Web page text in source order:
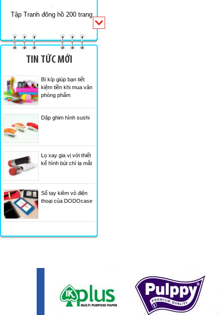
Tập Tranh đông hồ 200 trang
TIN TỨC MỚI
Bí kíp giúp bạn tiết
kiệm tiền khi mua văn
phòng phẩm
Dập ghim hình sushi
Lọ xay gia vị với thiết
kế hình bút chì lạ mắt
Sổ tay kiêm vỏ điện
thoại của DODOcase